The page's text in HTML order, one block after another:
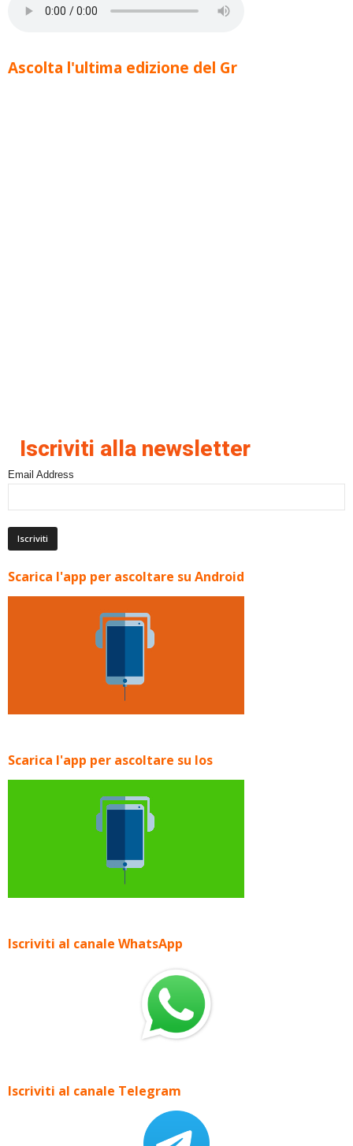
Ascolta l'ultima edizione del Gr
Iscriviti alla newsletter
Email Address
Scarica l'app per ascoltare su Android
Scarica l'app per ascoltare su Ios
Iscriviti al canale WhatsApp
Iscriviti al canale Telegram